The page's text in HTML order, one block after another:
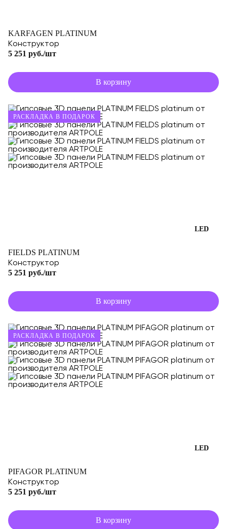
KARFAGEN PLATINUM
Конструктор
5 251 руб./шт
В корзину
LED
РАСКЛАДКА В ПОДАРОК
FIELDS PLATINUM
Конструктор
5 251 руб./шт
В корзину
LED
РАСКЛАДКА В ПОДАРОК
PIFAGOR PLATINUM
Конструктор
5 251 руб./шт
В корзину